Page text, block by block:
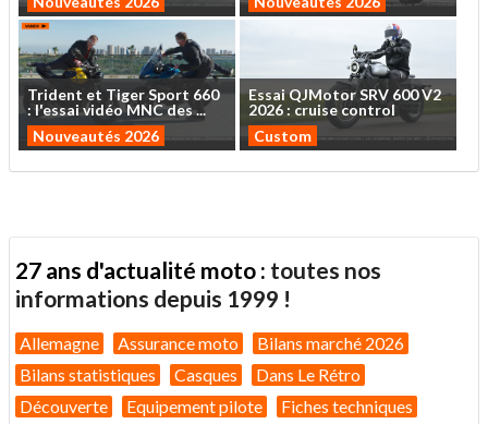
Trident et TigerSport 660
: l'essaividéoMNCdes...
Nouveautés 2026
EssaiQJMotorSRV 600V2
2026 : cruise control
Custom
27 ans d'actualité moto : toutes nos
informations depuis 1999 !
Allemagne Assurance moto
Bilans marché 2026
Bilans statistiques
Casques
Dans Le Rétro
Découverte
Equipement pilote Fiches techniques